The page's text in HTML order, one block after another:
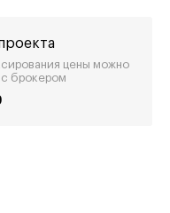
цены можно
с брокером